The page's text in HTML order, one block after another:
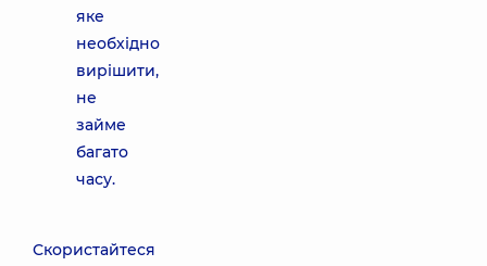
яке
необхідно
вирішити,
не
займе
багато
часу.
Скористайтеся